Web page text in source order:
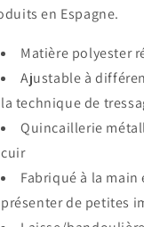
en Espagne.
Matière polyester
Ajustable à
la technique de
Quincaillerie
cuir
Fabriqué à la main
présenter de petites